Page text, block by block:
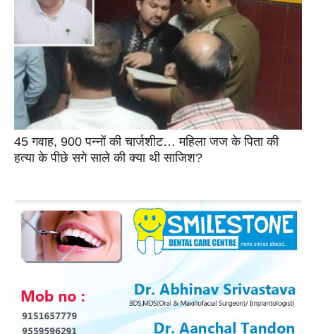
45 गवाह, 900 पन्नों की चार्जशीट… महिला जज के पिता की
हत्या के पीछे सगे साले की क्या थी साजिश?